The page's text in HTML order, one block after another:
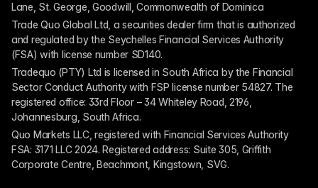
Lane, St. George, Goodwill, Commonwealth of Dominica
Trade Quo Global Ltd, a securities dealer firm that is authorized
and regulated by the Seychelles Financial Services Authority
(FSA) with license number SD140.
Tradequo (PTY) Ltd is licensed in South Africa by the Financial
Sector Conduct Authority with FSP license number 54827. The
registered office: 33rd Floor – 34 Whiteley Road, 2196,
Johannesburg, South Africa.
Quo Markets LLC, registered with Financial Services Authority
FSA: 3171 LLC 2024. Registered address: Suite 305, Griffith
Corporate Centre, Beachmont, Kingstown, SVG.